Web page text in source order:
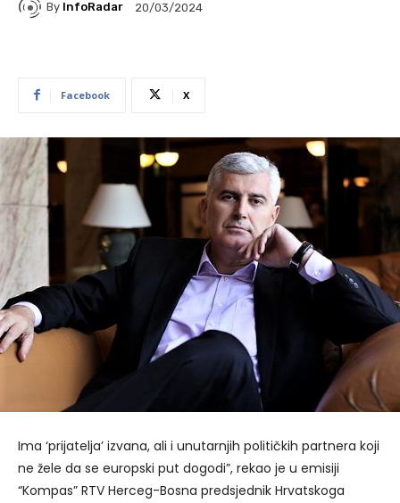
By InfoRadar 20/03/2024
Facebook X
Ima ‘prijatelja’ izvana, ali i unutarnjih političkih partnera koji
ne žele da se europski put dogodi”, rekao je u emisiji
“Kompas” RTV Herceg-Bosna predsjednik Hrvatskoga